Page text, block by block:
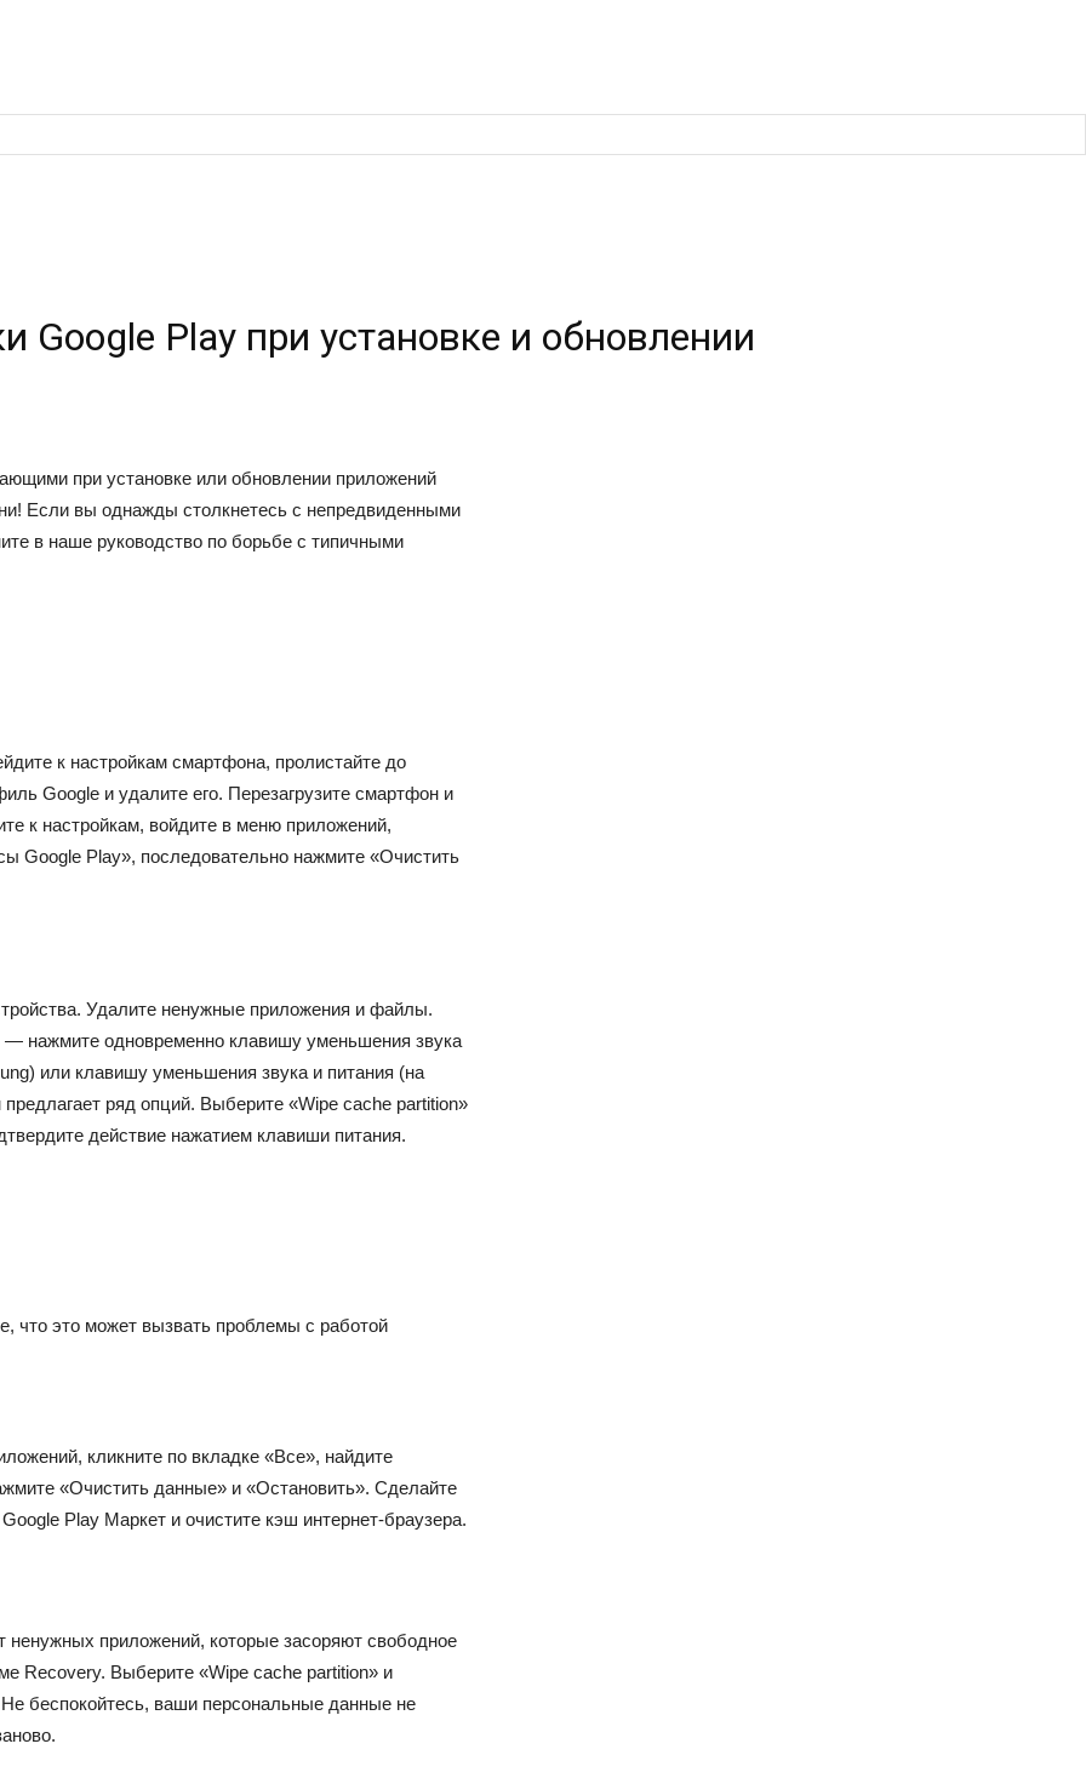
Google Play при установке и обновлении
при установке или обновлении приложений
Если вы однажды столкнетесь с непредвиденными
в наше руководство по борьбе с типичными
к настройкам смартфона, пролистайте до
Google и удалите его. Перезагрузите смартфон и
к настройкам, войдите в меню приложений,
Google Play», последовательно нажмите «Очистить
Удалите ненужные приложения и файлы.
нажмите одновременно клавишу уменьшения звука
или клавишу уменьшения звука и питания (на
ряд опций. Выберите «Wipe cache partition»
действие нажатием клавиши питания.
что это может вызвать проблемы с работой
кликните по вкладке «Все», найдите
«Очистить данные» и «Остановить». Сделайте
Play Маркет и очистите кэш интернет-браузера.
ненужных приложений, которые засоряют свободное
Recovery. Выберите «Wipe cache partition» и
беспокойтесь, ваши персональные данные не